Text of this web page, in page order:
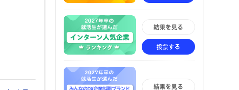
結果を見る
投票する
結果を見る